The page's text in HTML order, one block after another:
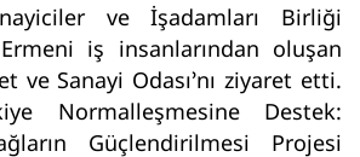
ve İşadamları Birliği
iş insanlarından oluşan
ve Sanayi Odası’nı ziyaret etti.
Normalleşmesine Destek:
Güçlendirilmesi Projesi